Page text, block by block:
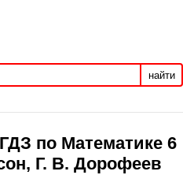
найти
по Математике 6
Г. В. Дорофеев